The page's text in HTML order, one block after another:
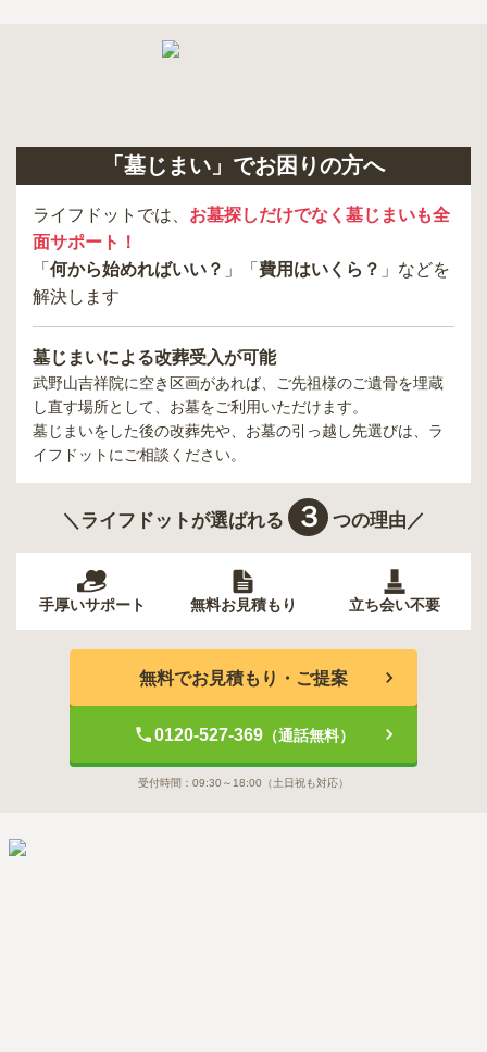
「墓じまい」でお困りの方へ
ライフドットでは、 お墓探しだけでなく墓じまいも全
面サポート！
「 何から始めればいい？ 」「 費用はいくら？ 」などを
解決します
墓じまいによる改葬受入が可能
武野山吉祥院に空き区画があれば、ご先祖様のご遺骨を埋蔵
し直す場所として、お墓をご利用いただけます。
墓じまいをした後の改葬先や、お墓の引っ越し先選びは、ラ
イフドットにご相談ください。
＼ライフドットが選ばれる ３ つの理由／
手厚いサポート 無料お見積もり 立ち会い不要
無料でお見積もり・ご提案
0120-527-369（通話無料）
受付時間： 09:30～18:00 （土日祝も対応）